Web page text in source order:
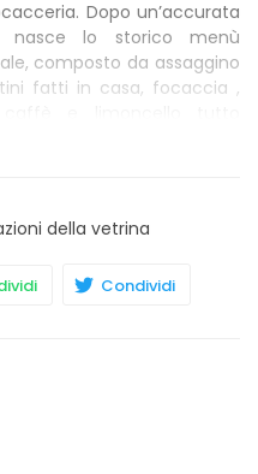
Dopo un’accurata
nasce lo storico menù
composto da assaggino
fatti in casa, focaccia ,
riscontrando un gran
dei menù più richiesti.
le proprie scelte ha la
fritto, vegetariano,
della vetrina
Condividi